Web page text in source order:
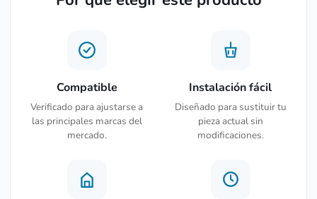
Compatible
Verificado para ajustarse a
las principales marcas del
mercado.
Instalación fácil
Diseñado para sustituir tu
pieza actual sin
modificaciones.